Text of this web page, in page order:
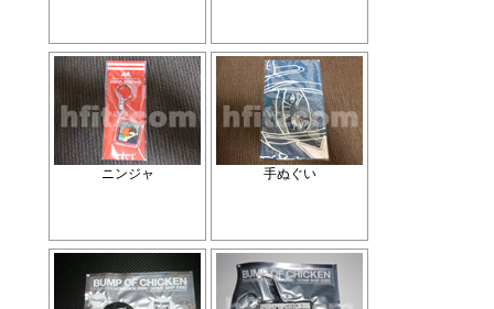
ニンジャ 手ぬぐい